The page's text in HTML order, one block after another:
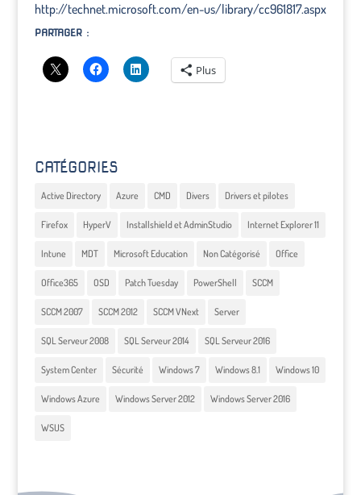
http://technet.microsoft.com/en-us/library/cc961817.aspx
PARTAGER :
Plus
CATÉGORIES
Active Directory Azure CMD Divers Drivers et pilotes
Firefox HyperV Installshield et AdminStudio Internet Explorer 11
Intune MDT Microsoft Education Non Catégorisé Office
Office365 OSD Patch Tuesday PowerShell SCCM
SCCM 2007 SCCM 2012 SCCM VNext Server
SQL Serveur 2008 SQL Serveur 2014 SQL Serveur 2016
System Center Sécurité Windows 7 Windows 8.1 Windows 10
Windows Azure Windows Server 2012 Windows Server 2016
WSUS